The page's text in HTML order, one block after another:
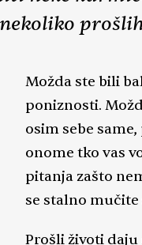
Možda ste bili
poniznosti.
osim sebe
onome tko vas
pitanja zašto
se stalno
Prošli životi daju